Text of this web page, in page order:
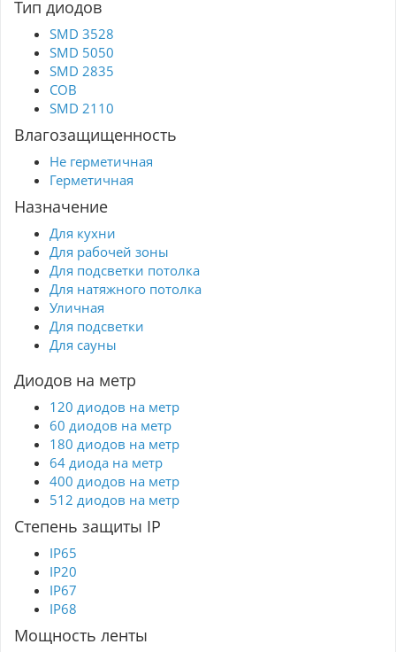
Тип диодов
SMD 3528
SMD 5050
SMD 2835
COB
SMD 2110
Влагозащищенность
Не герметичная
Герметичная
Назначение
Для кухни
Для рабочей зоны
Для подсветки потолка
Для натяжного потолка
Уличная
Для подсветки
Для сауны
Диодов на метр
120 диодов на метр
60 диодов на метр
180 диодов на метр
64 диода на метр
400 диодов на метр
512 диодов на метр
Степень защиты IP
IP65
IP20
IP67
IP68
Мощность ленты